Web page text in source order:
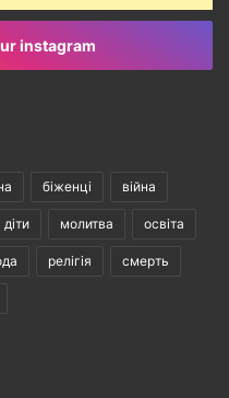
instagram
біженці війна
діти молитва освіта
релігія смерть